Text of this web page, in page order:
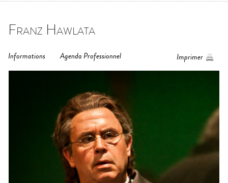
Franz Hawlata
Informations Agenda Professionnel Imprimer